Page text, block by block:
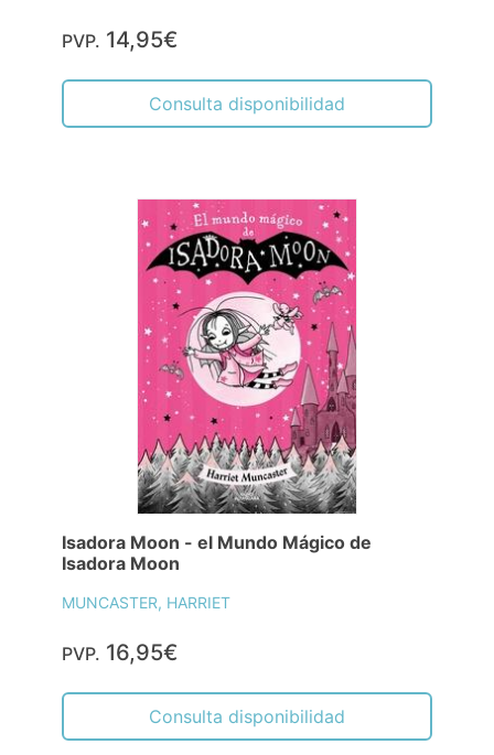
PVP. 14,95€
Consulta disponibilidad
Isadora Moon - el Mundo Mágico de
Isadora Moon
MUNCASTER, HARRIET
PVP. 16,95€
Consulta disponibilidad